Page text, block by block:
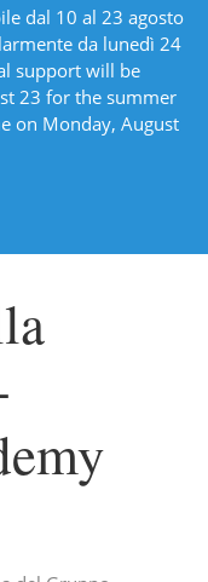
dal 10 al 23 agosto
da lunedì 24
support will be
23 for the summer
on Monday, August